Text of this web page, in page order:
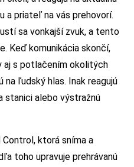
a priateľ na vás prehovorí.
sa vonkajší zvuk, a tento
Keď komunikácia skončí,
aj s potlačením okolitých
na ľudský hlas. Inak reagujú
stanici alebo výstražnú
ktorá sníma a
toho upravuje prehrávanú